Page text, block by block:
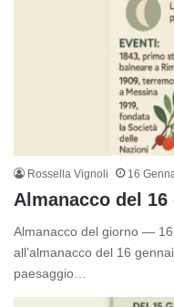
Rossella Vignoli 16
Almanacco del 16
Almanacco del giorno —
all’almanacco del 16
paesaggio…